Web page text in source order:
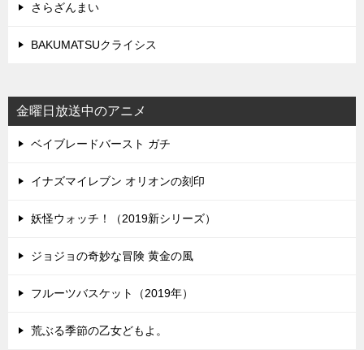
さらざんまい
BAKUMATSUクライシス
金曜日放送中のアニメ
ベイブレードバースト ガチ
イナズマイレブン オリオンの刻印
妖怪ウォッチ！（2019新シリーズ）
ジョジョの奇妙な冒険 黄金の風
フルーツバスケット（2019年）
荒ぶる季節の乙女どもよ。